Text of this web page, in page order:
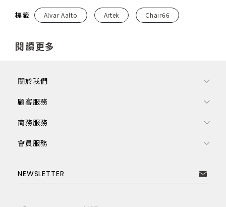
訂閱電子報
標籤 Alvar Aalto Artek Chair66
閱讀更多
關於我們
顧客服務
商務服務
會員服務
NEWSLETTER